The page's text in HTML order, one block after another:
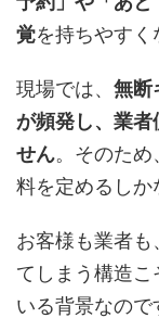
覚を持ちやすく
現場では、 無断
が頻発し、業
せん。そのた
料を定めるしか
お客様も業者
てしまう構造
いる背景なので